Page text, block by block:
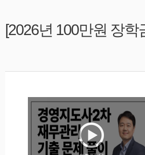
[2026년 100만원 장